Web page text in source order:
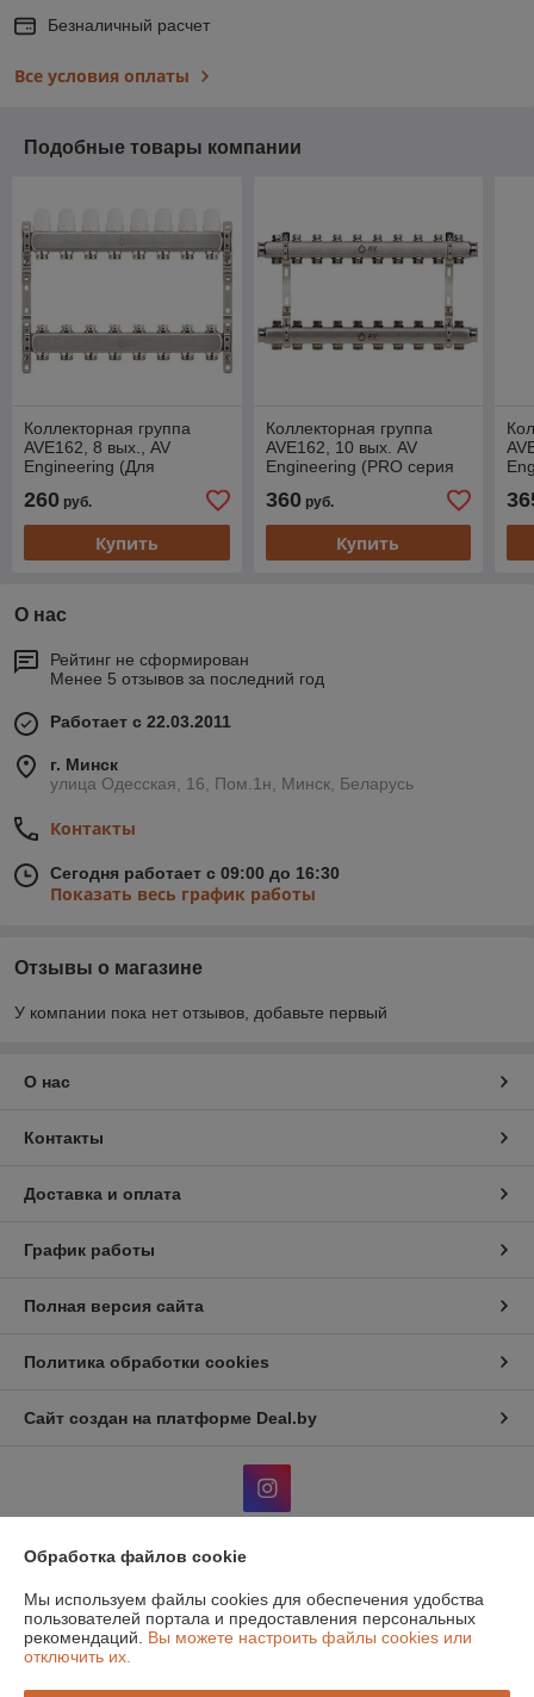
Безналичный расчет
Все условия оплаты
Подобные товары компании
Коллекторная группа
AVE162, 8 вых., AV
Engineering (Для
отопления (радиаторы))
260 руб.
Купить
Коллекторная группа
AVE162, 10 вых. AV
Engineering (PRO серия
(радиаторы))
360руб.
Купить
О нас
Рейтинг не сформирован
Менее 5 отзывов за последний год
Работает с 22.03.2011
г. Минск
улица Одесская, 16, Пом.1н, Минск, Беларусь
Контакты
Сегодня работает с 09:00 до 16:30
Показать весь график работы
Отзывы о магазине
У компании пока нет отзывов, добавьте первый
О нас
Контакты
Доставка и оплата
График работы
Полная версия сайта
Политика обработки cookies
Сайт создан на платформе Deal.by
Юридическое лицо:Общество с дополнительной отвественностью
"Атон классик"
220131, г. Минск, 1й Измайловский пер, 51, ком.1
Регистрационный номер ЕГР: 190516319
Обработка файлов cookie
Мы используем файлы cookies для обеспечения удобства
пользователей портала и предоставления персональных
рекомендаций. Вы можете настроить файлы cookies или
отключить их.